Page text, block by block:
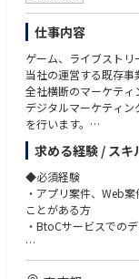
アイデアが、すぐ形に
少数精鋭だからこそ
持って見届けられます。
■主な業務
GREEN SPOONの
お客さまが抱える課題
コンポーネント・デザ
UIの品質を、もっと良
仕事内容
ゲーム、ライブストリ
当社の運営する既存事
全社横断のマーケティ
デジタルマーケティ
を行います。
直近はデジタル領域の
将来的にはデジタル領
だき、
ご自身のキャリアを拡
【概要】
・外部パートナー（
求める経験 / スキ
◆必須経験
・アプリ案件、Web
ことがある方
・BtoCサービスでの
・デジタルマーケテ
- KGI/KPI設定、予算